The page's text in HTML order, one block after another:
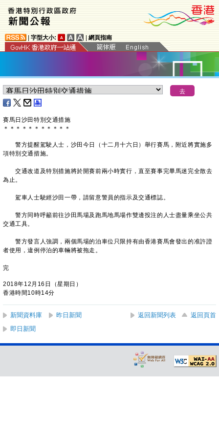
字型大小: 網頁指南
賽馬日沙田特別交通措施
＊ ＊ ＊ ＊ ＊ ＊ ＊ ＊ ＊ ＊ ＊
警方提醒駕駛人士，沙田今日（十二月十六日）舉行賽馬，附近將實施多
項特別交通措施。
交通改道及特別措施將於開賽前兩小時實行，直至賽事完畢馬迷完全散去
為止。
駕車人士駛經沙田一帶，請留意警員的指示及交通標誌。
警方同時呼籲前往沙田馬場及跑馬地馬場作雙邊投注的人士盡量乘坐公共
交通工具。
警方發言人強調，兩個馬場的泊車位只限持有由香港賽馬會發出的准許證
者使用，違例停泊的車輛將被拖走。
完
2018年12月16日（星期日）
香港時間10時14分
新聞資料庫 昨日新聞 返回新聞列表
返回頁首
即日新聞